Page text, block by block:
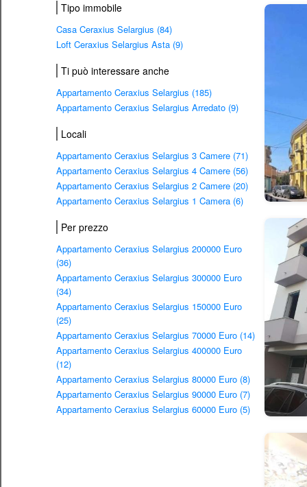
Tipo immobile
Casa Ceraxius Selargius (84)
Loft Ceraxius Selargius Asta (9)
Ti può interessare anche
Appartamento Ceraxius Selargius (185)
Appartamento Ceraxius Selargius Arredato (9)
Locali
Appartamento Ceraxius Selargius 3 Camere (71)
Appartamento Ceraxius Selargius 4 Camere (56)
Appartamento Ceraxius Selargius 2 Camere (20)
Appartamento Ceraxius Selargius 1 Camera (6)
Per prezzo
Appartamento Ceraxius Selargius 200000 Euro
(36)
Appartamento Ceraxius Selargius 300000 Euro
(34)
Appartamento Ceraxius Selargius 150000 Euro
(25)
Appartamento Ceraxius Selargius 70000 Euro (14)
Appartamento Ceraxius Selargius 400000 Euro
(12)
Appartamento Ceraxius Selargius 80000 Euro (8)
Appartamento Ceraxius Selargius 90000 Euro (7)
Appartamento Ceraxius Selargius 60000 Euro (5)